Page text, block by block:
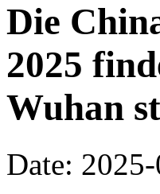
Die
2025
Wuhan
Date: